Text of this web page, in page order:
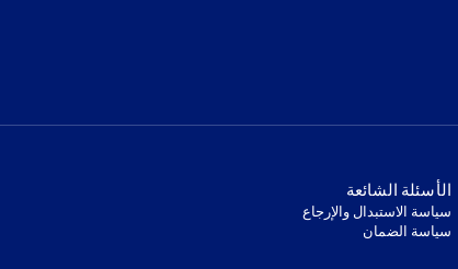
‫الأسئلة الشائعة‬
‫سياسة الاستبدال والإرجاع‬
‫سياسة الضمان‬